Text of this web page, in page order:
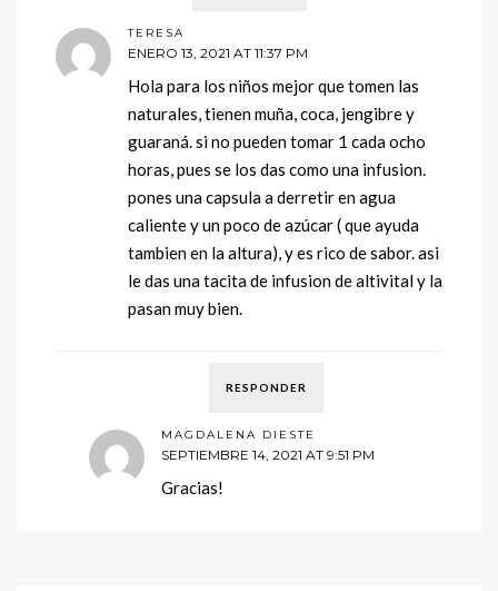
TERESA
ENERO 13, 2021 AT 11:37 PM
Hola para los niños mejor que tomen las
naturales, tienen muña, coca, jengibre y
guaraná. si no pueden tomar 1 cada ocho
horas, pues se los das como una infusion.
pones una capsula a derretir en agua
caliente y un poco de azúcar ( que ayuda
tambien en la altura), y es rico de sabor. asi
le das una tacita de infusion de altivital y la
pasan muy bien.
RESPONDER
MAGDALENA DIESTE
SEPTIEMBRE 14, 2021 AT 9:51 PM
Gracias!